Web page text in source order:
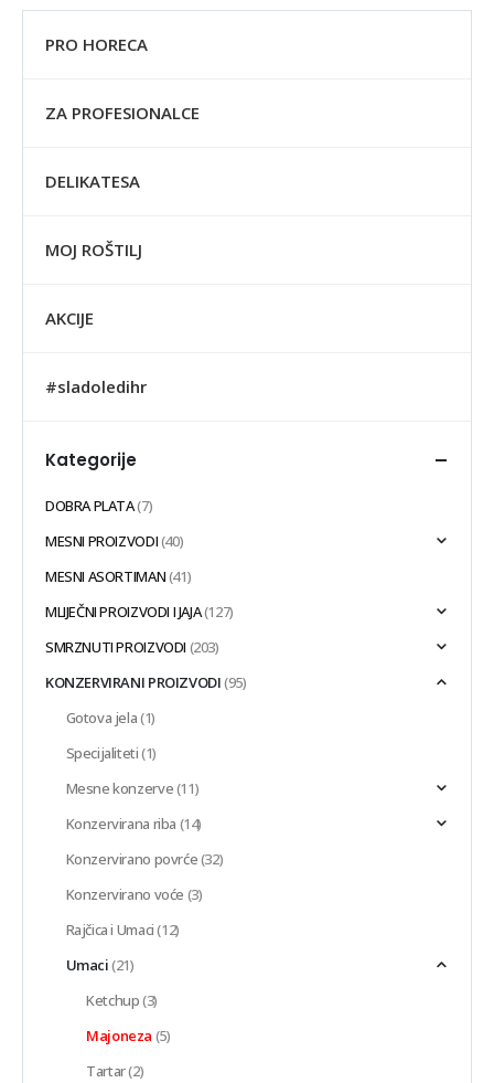
PRO HORECA
ZA PROFESIONALCE
DELIKATESA
MOJ ROŠTILJ
AKCIJE
#sladoledihr
Kategorije
DOBRA PLATA(7)
MESNI PROIZVODI(40)
MESNI ASORTIMAN(41)
MLIJEČNI PROIZVODI I JAJA(127)
SMRZNUTI PROIZVODI (203)
KONZERVIRANI PROIZVODI(95)
Gotova jela(1)
Specijaliteti(1)
Mesne konzerve(11)
Konzervirana riba (14)
Konzervirano povrće(32)
Konzervirano voće (3)
Rajčica i Umaci(12)
Umaci(21)
Ketchup(3)
Majoneza (5)
Tartar(2)